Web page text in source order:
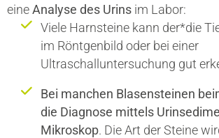
eineAnalyse des Urins im Labor:
Viele Harnsteine kann der*die
im Röntgenbild oder bei einer
Ultraschalluntersuchung gut
Bei manchen Blasensteinen
die Diagnose mittels
Mikroskop. Die Art der Steine